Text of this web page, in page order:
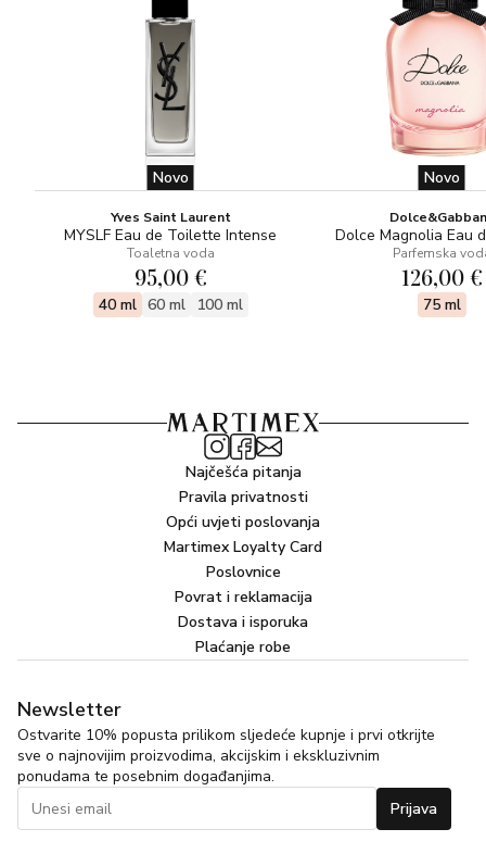
Novo
Yves Saint Laurent
MYSLF Eau de Toilette Intense
Toaletna voda
95,00 €
40 ml 60 ml 100 ml
Novo
Dolce Magnolia Eau
Parfemska
126,00 €
75 ml
Najčešća pitanja
Pravila privatnosti
Opći uvjeti poslovanja
Martimex Loyalty Card
Poslovnice
Povrat i reklamacija
Dostava i isporuka
Plaćanje robe
Newsletter
Ostvarite 10% popusta prilikom sljedeće kupnje i prvi otkrijte
sve o najnovijim proizvodima, akcijskim i ekskluzivnim
ponudama te posebnim događanjima.
Prijava